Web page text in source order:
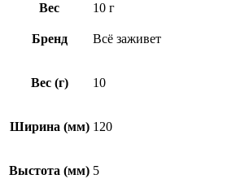
Вес
10 г
Бренд Всё заживет
Вес (г) 10
Ширина (мм) 120
Выстота (мм) 5